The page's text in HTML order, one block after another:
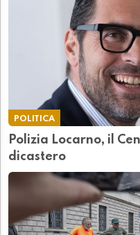
POLITICA
Polizia Locarno, il
dicastero